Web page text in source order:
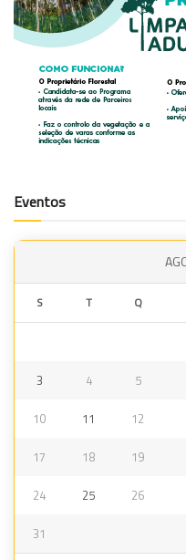
Eventos
S T Q
3 4 5
10 11 12
17 18 19
24 25 26
31